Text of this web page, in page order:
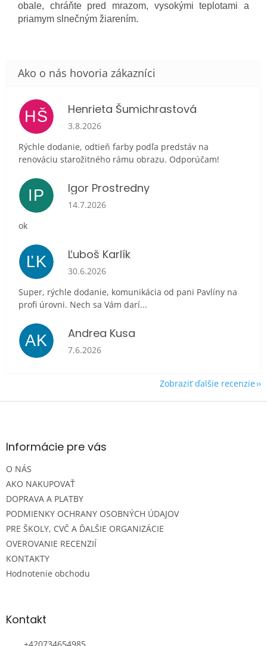
obale, chráňte pred mrazom, vysokými teplotami a
priamym slnečným žiarením.
HŠ Henrieta Šumichrastová
Hodnotenie obchodu je 5 z 5 hviezdičiek.
3.8.2026
Rýchle dodanie, odtieň farby podľa predstáv na
renováciu starožitného rámu obrazu. Odporúčam!
IP Igor Prostredny
Hodnotenie obchodu je 5 z 5 hviezdičiek.
14.7.2026
ok
ĽK Ľuboš Karlík
Hodnotenie obchodu je 5 z 5 hviezdičiek.
30.6.2026
Super, rýchle dodanie, komunikácia od pani Pavlíny na
profi úrovni. Nech sa Vám darí...
AK Andrea Kusa
Hodnotenie obchodu je 5 z 5 hviezdičiek.
7.6.2026
Zobraziť ďalšie recenzie
Z
ä
e
Informácie pre vás
O NÁS
AKO NAKUPOVAŤ
DOPRAVA A PLATBY
PODMIENKY OCHRANY OSOBNÝCH ÚDAJOV
PRE ŠKOLY, CVČ A ĎALŠIE ORGANIZÁCIE
OVEROVANIE RECENZIÍ
KONTAKTY
Hodnotenie obchodu
Kontakt